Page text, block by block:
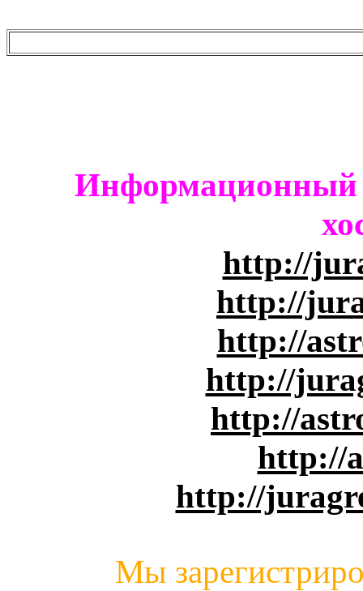
Информационный
http://
http://
http://
http://
http://
http://
http://
Мы